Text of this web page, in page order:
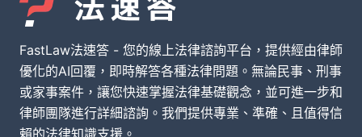
FastLaw法速答 - 您的線上法律諮詢平台，提供經由律師
優化的AI回覆，即時解答各種法律問題。無論民事、刑事
或家事案件，讓您快速掌握法律基礎觀念，並可進一步和
律師團隊進行詳細諮詢。我們提供專業、準確、且值得信
賴的法律知識支援。